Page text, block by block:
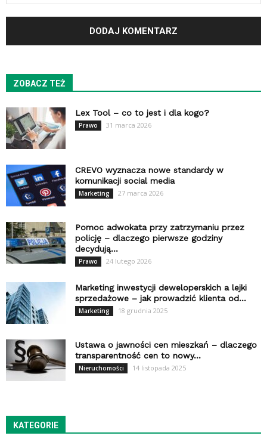
ZOBACZ TEŻ
Lex Tool – co to jest i dla kogo?
Prawo 31 marca 2026
CREVO wyznacza nowe standardy w
komunikacji social media
Marketing 27 marca 2026
Pomoc adwokata przy zatrzymaniu przez
policję – dlaczego pierwsze godziny
decydują...
Prawo 24 lutego 2026
Marketing inwestycji deweloperskich a lejki
sprzedażowe – jak prowadzić klienta od...
Marketing 18 grudnia 2025
Ustawa o jawności cen mieszkań – dlaczego
transparentność cen to nowy...
Nieruchomości 14 listopada 2025
KATEGORIE